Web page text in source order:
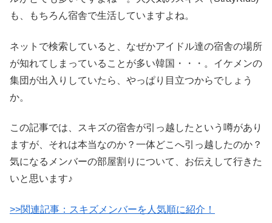
も、もちろん宿舎で生活していますよね。
ネットで検索していると、なぜかアイドル達の宿舎の場所
が知れてしまっていることが多い韓国・・・。イケメンの
集団が出入りしていたら、やっぱり目立つからでしょう
か。
この記事では、スキズの宿舎が引っ越したという噂があり
ますが、それは本当なのか？一体どこへ引っ越したのか？
気になるメンバーの部屋割りについて、お伝えして行きた
いと思います♪
>>関連記事：スキズメンバーを人気順に紹介！